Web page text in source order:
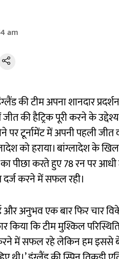
am
की टीम अपना शानदार
की हैट्रिक पूरी करने के
पर टूर्नामेंट में अपनी पहली
को हराया। बांग्लादेश के
पीछा करते हुए 78 रन पर
करने में सफल रही।
अनुभव एक बार फिर चार
किया कि टीम मुश्किल
करने में सफल रहे लेकिन हम इससे